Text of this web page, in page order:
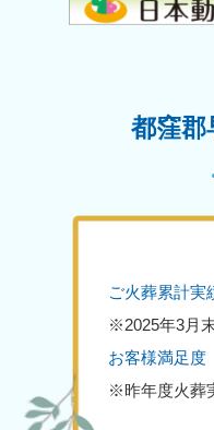
都窪郡
ご火葬累計実
※2025年3月
お客様満足度
※昨年度火葬